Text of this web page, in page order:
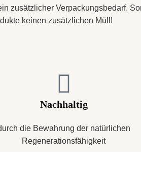
zusätzlicher Verpackungsbedarf.
keinen zusätzlichen Müll!
Nachhaltig
die Bewahrung der natürlichen
Regenerationsfähigkeit